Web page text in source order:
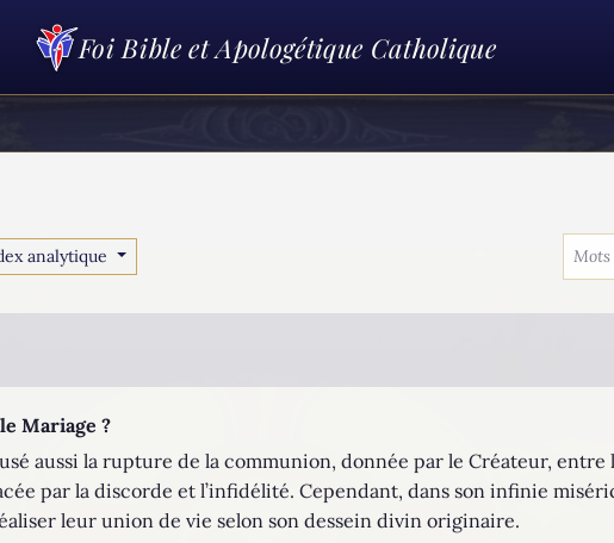
Foi Bible et Apologétique Catholique
analytique
Mariage ?
aussi la rupture de la communion, donnée par le Créateur, entre
par la discorde et l’infidélité. Cependant, dans son infinie
leur union de vie selon son dessein divin originaire.